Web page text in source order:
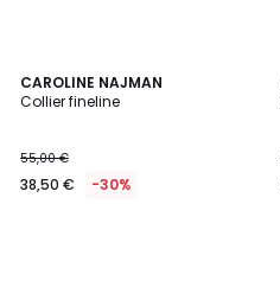
CAROLINE NAJMAN
Collier fineline
55,00 €
38,50 € -30%